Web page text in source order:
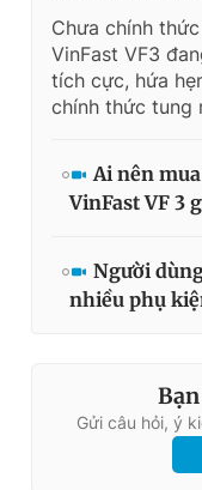
Chưa chính
VinFast VF3
tích cực, hứa
chính thức tung
Ai nên
VinFast VF 3
Người
nhiều phụ
Gửi câu hỏi, ý